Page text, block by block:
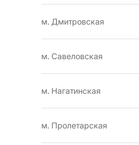
м. Дмитровская
м. Савеловская
м. Нагатинская
м. Пролетарская